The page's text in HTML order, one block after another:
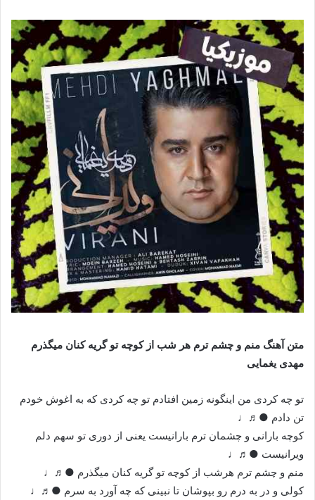
متن آهنگ منم و چشم ترم هر شب از کوچه تو گریه کنان میگذرم
مهدی یغمایی
تو چه کردی من اینگونه زمین افتادم تو چه کردی که به اغوش خودم
تن دادم ●♬♩
کوچه بارانی و چشمان ترم بارانیست یعنی از دوری تو سهم دلم
ویرانیست ●♬♩
منم و چشم ترم هرشب از کوچه تو گریه کنان میگذرم ●♬♩
کولی و در به درم رو بپوشان تا نبینی که چه آورد به سرم ●♬♩